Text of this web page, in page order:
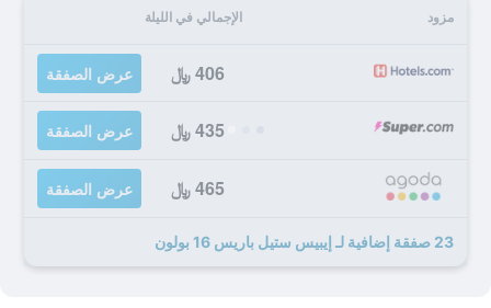
مزود الإجمالي في الليلة
406 ﷼ عرض الصفقة
435 ﷼ عرض الصفقة
465 ﷼ عرض الصفقة
23 صفقة إضافية لـ إيبيس ستيل باريس 16 بولون